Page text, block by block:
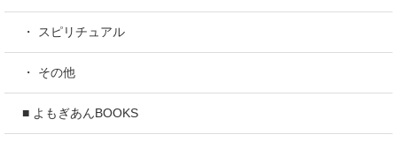
・ スピリチュアル
・ その他
■ よもぎあんBOOKS